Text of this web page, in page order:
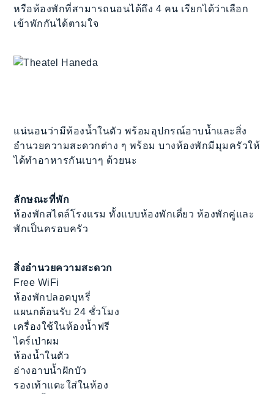
หรือห้องพักที่สามารถนอนได้ถึง 4 คน เรียกได้ว่าเลือก
เข้าพักกันได้ตามใจ
แน่นอนว่ามีห้องน้ำในตัว พร้อมอุปกรณ์อาบน้ำและสิ่ง
อำนวยความสะดวกต่าง ๆ พร้อม บางห้องพักมีมุมครัวให้
ได้ทำอาหารกันเบาๆ ด้วยนะ
ลักษณะที่พัก
ห้องพักสไตล์โรงแรม ทั้งแบบห้องพักเดี่ยว ห้องพักคู่และ
พักเป็นครอบครัว
สิ่งอำนวยความสะดวก
Free WiFi
ห้องพักปลอดบุหรี่
แผนกต้อนรับ 24 ชั่วโมง
เครื่องใช้ในห้องน้ำฟรี
ไดร์เป่าผม
ห้องน้ำในตัว
อ่างอาบน้ำฝักบัว
รองเท้าแตะใส่ในห้อง